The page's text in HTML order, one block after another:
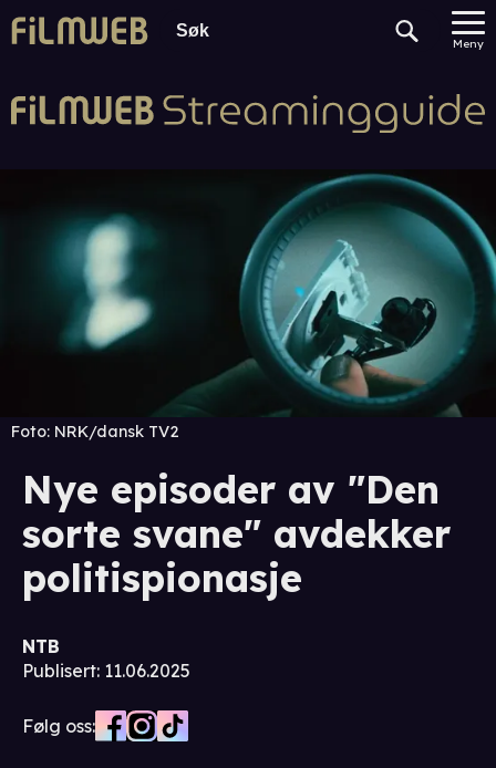
Meny
Foto: NRK/dansk TV2
Nye episoder av "Den
sorte svane" avdekker
politispionasje
NTB
Publisert: 11.06.2025
Følg oss: